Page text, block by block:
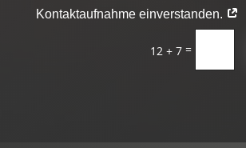
Kontaktaufnahme einverstanden.
12 + 7 =